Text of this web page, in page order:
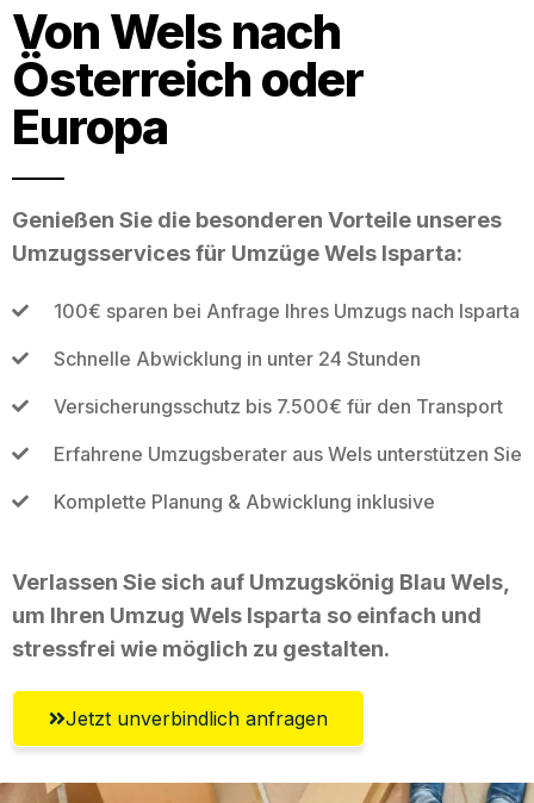
Von Wels nach
Österreich oder
Europa
Genießen Sie die besonderen Vorteile unseres
Umzugsservices für Umzüge Wels Isparta:
100€ sparen bei Anfrage Ihres Umzugs nach Isparta
Schnelle Abwicklung in unter 24 Stunden
Versicherungsschutz bis 7.500€ für den Transport
Erfahrene Umzugsberater aus Wels unterstützen Sie
Komplette Planung & Abwicklung inklusive
Verlassen Sie sich auf Umzugskönig Blau Wels,
um Ihren Umzug Wels Isparta so einfach und
stressfrei wie möglich zu gestalten.
Jetzt unverbindlich anfragen